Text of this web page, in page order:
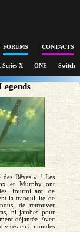
FORUMS CONTACTS
Series X ONE Switch
Rêves » ! Les
et Murphy ont
fourmillant de
la tranquillité de
de retrouver
ni jambes pour
déjantée. Avec
en 5 mondes